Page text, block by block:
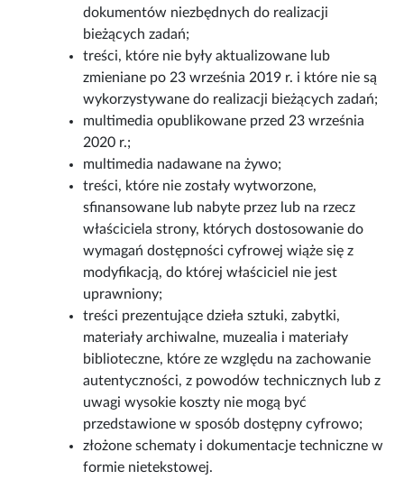
dokumentów niezbędnych do realizacji
bieżących zadań;
treści, które nie były aktualizowane lub
zmieniane po 23 września 2019 r. i które nie są
wykorzystywane do realizacji bieżących zadań;
multimedia opublikowane przed 23 września
2020 r.;
multimedia nadawane na żywo;
treści, które nie zostały wytworzone,
sfinansowane lub nabyte przez lub na rzecz
właściciela strony, których dostosowanie do
wymagań dostępności cyfrowej wiąże się z
modyfikacją, do której właściciel nie jest
uprawniony;
treści prezentujące dzieła sztuki, zabytki,
materiały archiwalne, muzealia i materiały
biblioteczne, które ze względu na zachowanie
autentyczności, z powodów technicznych lub z
uwagi wysokie koszty nie mogą być
przedstawione w sposób dostępny cyfrowo;
złożone schematy i dokumentacje techniczne w
formie nietekstowej.